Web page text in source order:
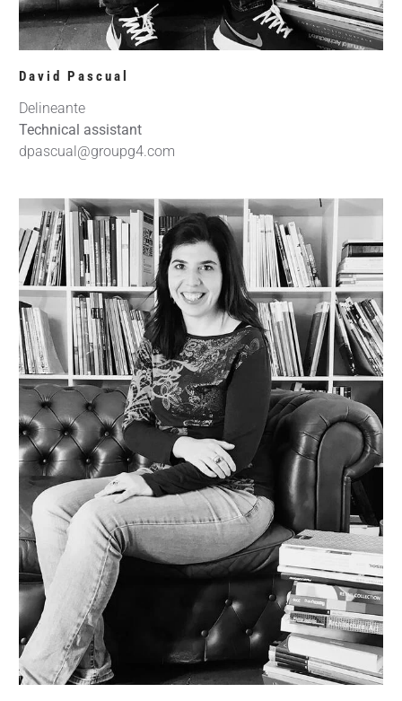
David Pascual
Delineante
Technical assistant
dpascual@groupg4.com